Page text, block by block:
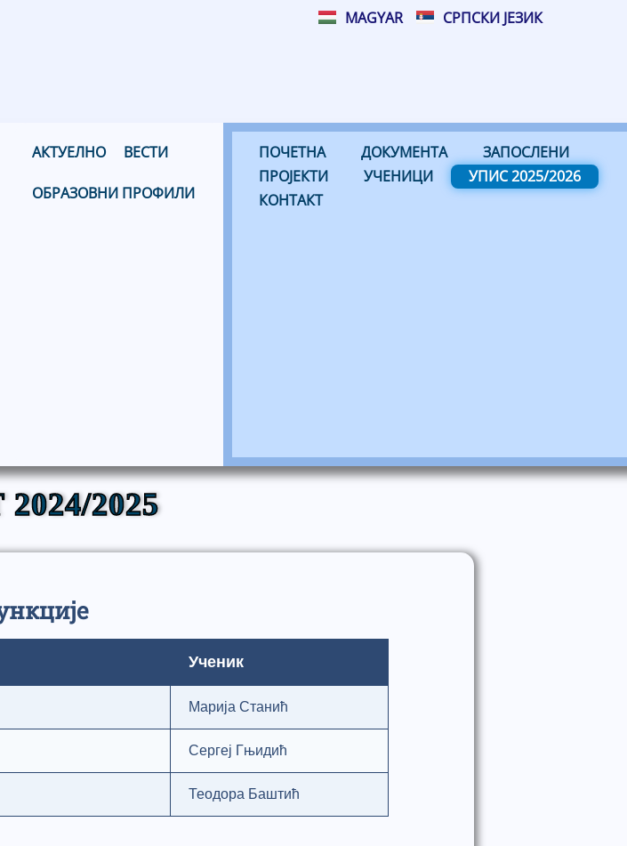
MAGYAR СРПСКИ ЈЕЗИК
АКТУЕЛНО ВЕСТИ
ОБРАЗОВНИ ПРОФИЛИ
ПОЧЕТНА ДОКУМЕНТА
ЗАПОСЛЕНИ
ПРОЈЕКТИ
УЧЕНИЦИ
УПИС 2025/2026
КОНТАКТ
2025
Ученик
Марија Станић
Сергеј Гњидић
Теодора Баштић